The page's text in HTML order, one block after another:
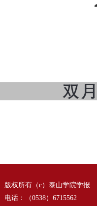
版权所有（c）泰山学院学报
电话：（0538）6715562